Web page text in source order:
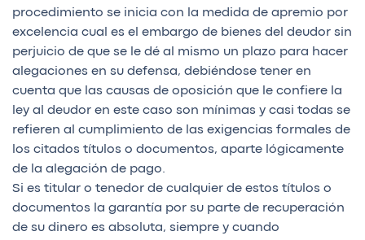
procedimiento se inicia con la medida de apremio por
excelencia cual es el embargo de bienes del deudor sin
perjuicio de que se le dé al mismo un plazo para hacer
alegaciones en su defensa, debiéndose tener en
cuenta que las causas de oposición que le confiere la
ley al deudor en este caso son mínimas y casi todas se
refieren al cumplimiento de las exigencias formales de
los citados títulos o documentos, aparte lógicamente
de la alegación de pago.
Si es titular o tenedor de cualquier de estos títulos o
documentos la garantía por su parte de recuperación
de su dinero es absoluta, siempre y cuando